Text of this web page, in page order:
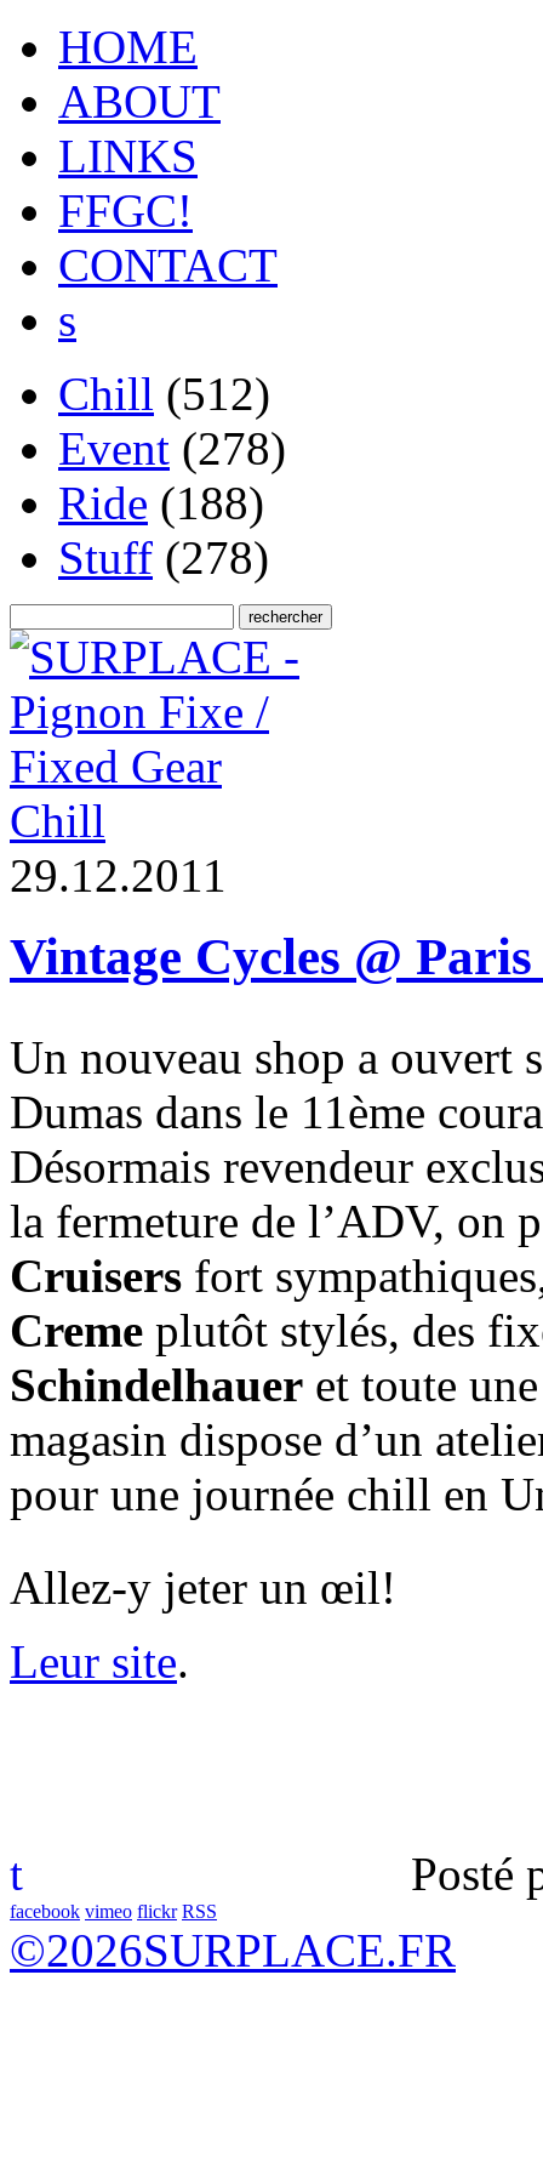
HOME
ABOUT
LINKS
FFGC!
CONTACT
s
Chill (512)
Event (278)
Ride (188)
Stuff (278)
Chill
29.12.2011
Vintage Cycles @ Paris
Un nouveau shop a ouvert
Dumas dans le 11ème
Désormais revendeur
la fermeture de l’ADV, on
Cruisers fort
Creme plutôt stylés, des
Schindelhauer et toute
magasin dispose d’un
pour une journée chill en
Allez-y jeter un œil!
Leur site.
t Posté
facebook vimeo flickr RSS
©2026SURPLACE.FR